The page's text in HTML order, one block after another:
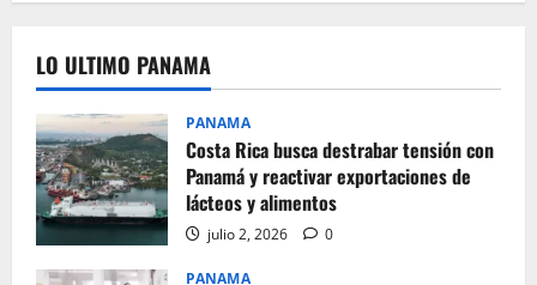
LO ULTIMO PANAMA
PANAMA
Costa Rica busca destrabar tensión con
Panamá y reactivar exportaciones de
lácteos y alimentos
julio 2, 2026 0
PANAMA